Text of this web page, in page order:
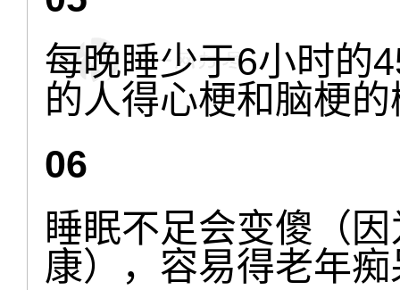
每晚睡少于6小时的
的人得心梗和脑梗
06
睡眠不足会变傻（
康），容易得老年